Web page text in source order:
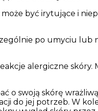
być irytujące i
po umyciu
alergiczne
swoją skórę
do jej potrzeb. W